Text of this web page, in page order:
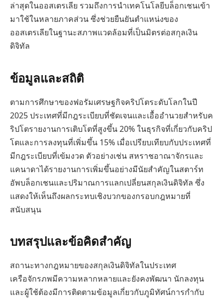
ล่าสุดในออสเตรเลีย รวมถึงการนำเทคโนโลยีบล็อกเชนเข้า
มาใช้ในหลายภาคส่วน ซึ่งช่วยยืนยันตำแหน่งของ
ออสเตรเลียในฐานะสภาพแวดล้อมที่เป็นมิตรต่อสกุลเงิน
ดิจิทัล
ข้อมูลและสถิติ
ตามการศึกษาของฟอรัมเศรษฐกิจคริปโตระดับโลกในปี
2025 ประเทศที่มีกฎระเบียบที่ชัดเจนและเอื้ออำนวยสำหรับค
ริปโตรายงานการเติบโตที่สูงขึ้น 20% ในธุรกิจที่เกี่ยวกับคริป
โตและการลงทุนที่เพิ่มขึ้น 15% เมื่อเปรียบเทียบกับประเทศที่
มีกฎระเบียบที่เข้มงวด ตัวอย่างเช่น สหราชอาณาจักรและ
แคนาดาได้รายงานการเพิ่มขึ้นอย่างมีนัยสำคัญในสตาร์ท
อัพบล็อกเชนและปริมาณการแลกเปลี่ยนสกุลเงินดิจิทัล ซึ่ง
แสดงให้เห็นถึงผลกระทบเชิงบวกของกรอบกฎหมายที่
สนับสนุน
บทสรุปและข้อคิดสำคัญ
สถานะทางกฎหมายของสกุลเงินดิจิทัลในประเทศ
เครือจักรภพมีความหลากหลายและยังคงพัฒนา นักลงทุน
และผู้ใช้ต้องมีการติดตามข้อมูลเกี่ยวกับภูมิทัศน์การกำกับ